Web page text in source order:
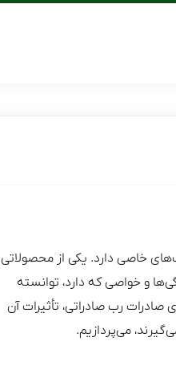
خاصی دارد. یکی از محصولاتی
و خواصی که دارد، توانسته
صادرات رب صادراتی، تأثیرات آن
می‌پردازیم.